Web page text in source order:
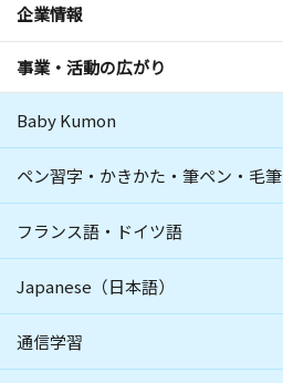
企業情報
事業・活動の広がり
Baby Kumon
ペン習字・かきかた・筆ペン・毛筆
フランス語・ドイツ語
Japanese（日本語）
通信学習